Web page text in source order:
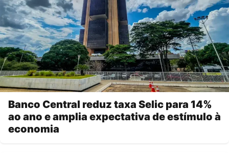
Banco Central reduz taxa Selic para 14%
ao ano e amplia expectativa de estímulo à
economia